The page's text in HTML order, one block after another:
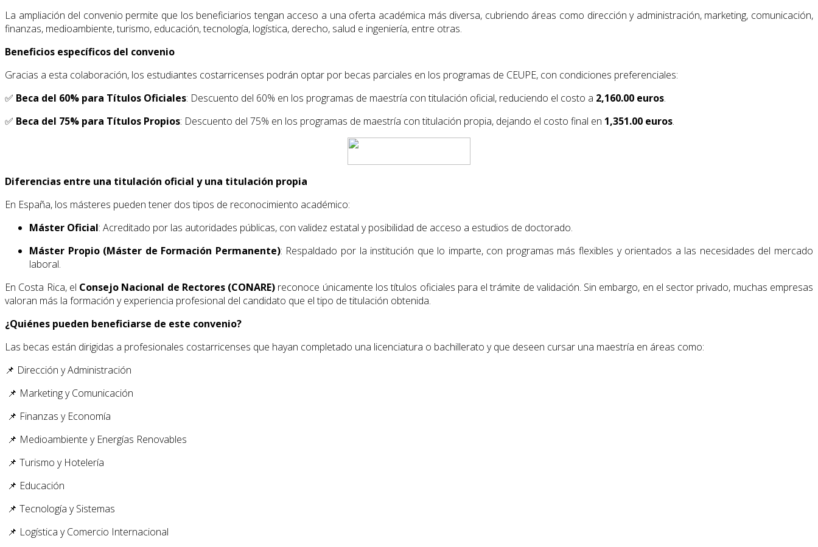
La ampliación del convenio permite que los beneficiarios tengan acceso a una oferta académica más diversa, cubriendo áreas como dirección y administración, marketing, comunicación,
finanzas, medioambiente, turismo, educación, tecnología, logística, derecho, salud e ingeniería, entre otras.
Beneficios específicos del convenio
Gracias a esta colaboración, los estudiantes costarricenses podrán optar por becas parciales en los programas de CEUPE, con condiciones preferenciales:
✅ Beca del 60% para Títulos Oficiales: Descuento del 60% en los programas de maestría con titulación oficial, reduciendo el costo a 2,160.00 euros.
✅ Beca del 75% para Títulos Propios: Descuento del 75% en los programas de maestría con titulación propia, dejando el costo final en 1,351.00 euros.
Diferencias entre una titulación oficial y una titulación propia
En España, los másteres pueden tener dos tipos de reconocimiento académico:
Máster Oficial: Acreditado por las autoridades públicas, con validez estatal y posibilidad de acceso a estudios de doctorado.
Máster Propio (Máster de Formación Permanente): Respaldado por la institución que lo imparte, con programas más flexibles y orientados a las necesidades del mercado
laboral.
En Costa Rica, el Consejo Nacional de Rectores (CONARE) reconoce únicamente los títulos oficiales para el trámite de validación. Sin embargo, en el sector privado, muchas empresas
valoran más la formación y experiencia profesional del candidato que el tipo de titulación obtenida.
¿Quiénes pueden beneficiarse de este convenio?
Las becas están dirigidas a profesionales costarricenses que hayan completado una licenciatura o bachillerato y que deseen cursar una maestría en áreas como:
📌 Dirección y Administración
📌 Marketing y Comunicación
📌 Finanzas y Economía
📌 Medioambiente y Energías Renovables
📌 Turismo y Hotelería
📌 Educación
📌 Tecnología y Sistemas
📌 Logística y Comercio Internacional